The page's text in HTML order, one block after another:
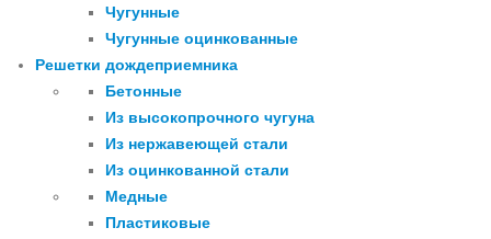
Чугунные
Чугунные оцинкованные
Решетки дождеприемника
Бетонные
Из высокопрочного чугуна
Из нержавеющей стали
Из оцинкованной стали
Медные
Пластиковые